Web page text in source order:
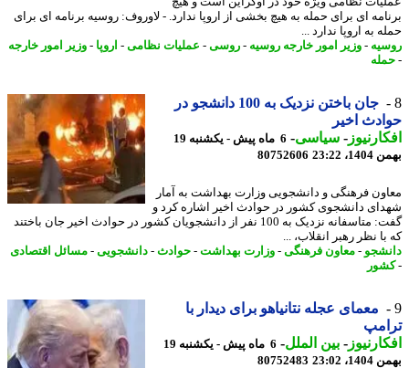
ای برای حمله به هیچ بخشی از اروپا ندارد. - لاوروف: روسیه برنامه ای برای
به اروپا ندارد ...
-وزیر امور خارجه روسیه-روسی-عملیات نظامی-اروپا - وزیر امور خارجه
جان باختن نزدیک به 100 دانشجو در
اخیر
-سیاسی-
6 ماه پیش - یکشنبه 19
23:22
80752606
فرهنگی و دانشجویی وزارت بهداشت به آمار
دانشجوی کشور در حوادث اخیر اشاره کرد و
گفت: متاسفانه نزدیک به 100 نفر از دانشجویان کشور در حوادث اخیر جان باختند
نظر رهبر انقلاب، ...
-معاون فرهنگی-وزارت بهداشت -حوادث-دانشجویی-مسائل اقتصادی
معمای عجله نتانیاهو برای دیدار با
-بین الملل-
6 ماه پیش - یکشنبه 19
23:02
80752483